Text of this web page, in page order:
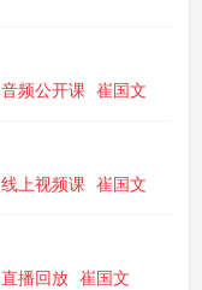
音频公开课 崔国文
线上视频课 崔国文
直播回放 崔国文